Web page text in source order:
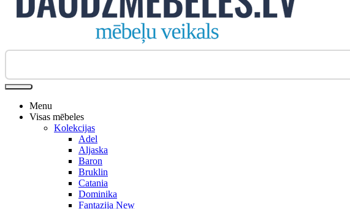
Biroja krēsli
Menu
Visas mēbeles
Kolekcijas
Adel
Aljaska
Baron
Bruklin
Catania
Dominika
Fantazija New